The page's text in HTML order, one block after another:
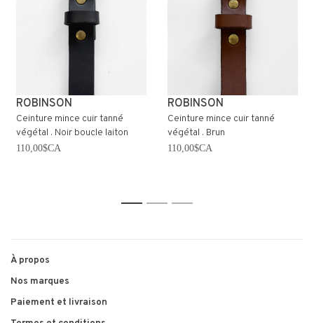
ROBINSON
Ceinture mince cuir tanné
végétal . Noir boucle laiton
110,00$CA
ROBINSON
Ceinture mince cuir tanné
végétal . Brun
110,00$CA
1 2 3
À propos
Nos marques
Paiement et livraison